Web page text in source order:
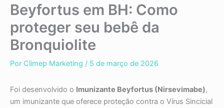
Beyfortus em BH: Como
proteger seu bebê da
Bronquiolite
Por Climep Marketing / 5 de março de 2026
Foi desenvolvido o Imunizante Beyfortus (Nirsevimabe),
um imunizante que oferece proteção contra o Vírus Sincicial